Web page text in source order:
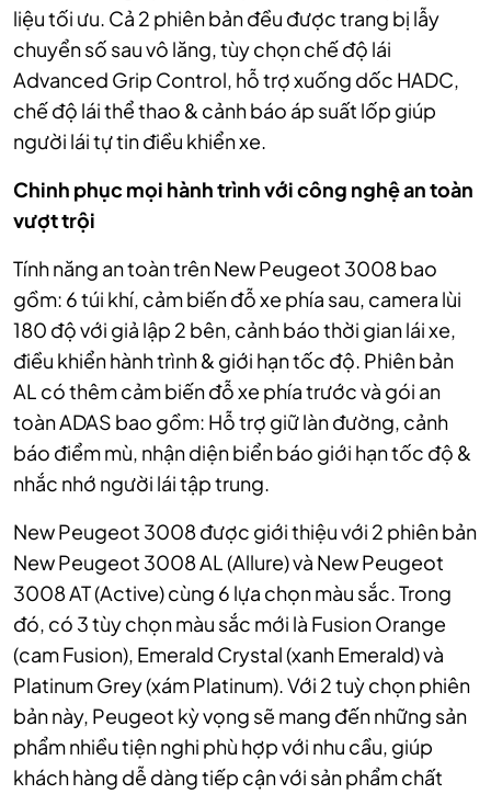
liệu tối ưu. Cả 2 phiên bản đều được trang bị lẫy
chuyển số sau vô lăng, tùy chọn chế độ lái
Advanced Grip Control, hỗ trợ xuống dốc HADC,
chế độ lái thể thao & cảnh báo áp suất lốp giúp
người lái tự tin điều khiển xe.
Chinh phục mọi hành trình với công nghệ an toàn
vượt trội
Tính năng an toàn trên New Peugeot 3008 bao
gồm: 6 túi khí, cảm biến đỗ xe phía sau, camera lùi
180 độ với giả lập 2 bên, cảnh báo thời gian lái xe,
điều khiển hành trình & giới hạn tốc độ. Phiên bản
AL có thêm cảm biến đỗ xe phía trước và gói an
toàn ADAS bao gồm: Hỗ trợ giữ làn đường, cảnh
báo điểm mù, nhận diện biển báo giới hạn tốc độ &
nhắc nhớ người lái tập trung.
New Peugeot 3008 được giới thiệu với 2 phiên bản
New Peugeot 3008 AL (Allure) và New Peugeot
3008 AT (Active) cùng 6 lựa chọn màu sắc. Trong
đó, có 3 tùy chọn màu sắc mới là Fusion Orange
(cam Fusion), Emerald Crystal (xanh Emerald) và
Platinum Grey (xám Platinum). Với 2 tuỳ chọn phiên
bản này, Peugeot kỳ vọng sẽ mang đến những sản
phẩm nhiều tiện nghi phù hợp với nhu cầu, giúp
khách hàng dễ dàng tiếp cận với sản phẩm chất